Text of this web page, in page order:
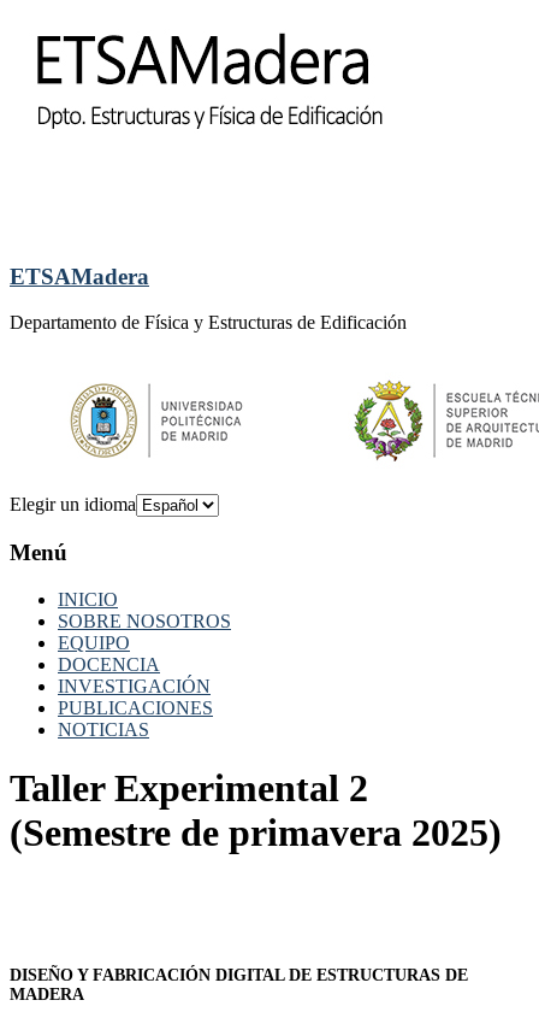
ETSAMadera
Departamento de Física y Estructuras de Edificación
Elegir un idioma
Menú
INICIO
SOBRE NOSOTROS
EQUIPO
DOCENCIA
INVESTIGACIÓN
PUBLICACIONES
NOTICIAS
Taller Experimental 2
(Semestre de primavera 2025)
DISEÑO Y FABRICACIÓN DIGITAL DE ESTRUCTURAS DE
MADERA